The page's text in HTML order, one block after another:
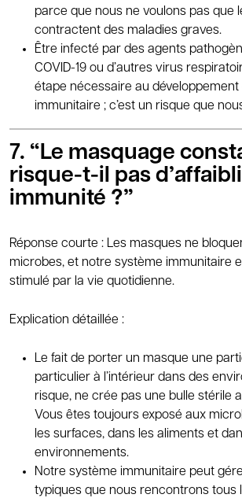
parce que nous ne voulons pas que
contractent des maladies graves.
Être infecté par des agents
COVID-19 ou d’autres virus
étape nécessaire au développement
immunitaire ; c’est un risque que
7. “Le masquage
risque-t-il pas
immunité ?”
Réponse courte : Les masques ne
microbes, et notre système immunitaire
stimulé par la vie quotidienne.
Explication détaillée :
Le fait de porter un masque une
particulier à l’intérieur dans des
risque, ne crée pas une bulle stérile
Vous êtes toujours exposé aux
les surfaces, dans les aliments et
environnements.
Notre système immunitaire peut
typiques que nous rencontrons tous